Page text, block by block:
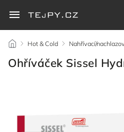
/ Hot & Cold / Nahřívací/
Ohříváček Sissel